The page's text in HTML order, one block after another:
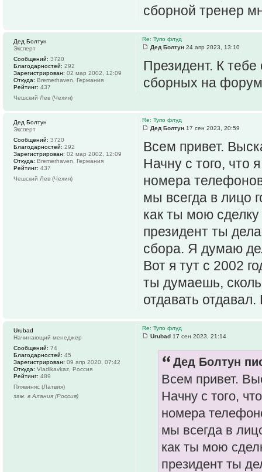
сборной тренер
Re: Тупо флуд
Дед Болтун 24 апр 2023, 13:10
Президент. К
сборных на
Дед Болтун
Эксперт
Сообщений: 3720
Благодарностей: 292
Зарегистрирован: 02 мар 2002, 12:09
Откуда: Bremerhaven, Германия
Рейтинг: 437
Чешский Лев (Чехия)
Re: Тупо флуд
Дед Болтун 17 сен 2023, 20:59
Всем привет.
Начну с того, что
номера
мы всегда в лицо
как ты мою
президент ты
сбора. Я думаю
Вот я тут с 2002
ты думаешь,
отдавать
Дед Болтун
Эксперт
Сообщений: 3720
Благодарностей: 292
Зарегистрирован: 02 мар 2002, 12:09
Откуда: Bremerhaven, Германия
Рейтинг: 437
Чешский Лев (Чехия)
Re: Тупо флуд
Urubad 17 сен 2023, 21:14
Дед Болтун
Всем привет.
Начну с того,
номера
мы всегда в
как ты мою
президент ты
Urubad
Начинающий менеджер
Сообщений: 74
Благодарностей: 45
Зарегистрирован: 09 апр 2020, 07:42
Откуда: Vladikavkaz, Россия
Рейтинг: 489
Плявиняс (Латвия)
зам. в Алания (Россия)